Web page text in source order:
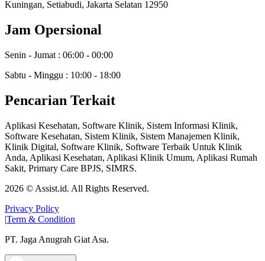
Kuningan, Setiabudi, Jakarta Selatan 12950
Jam Opersional
Senin - Jumat : 06:00 - 00:00
Sabtu - Minggu : 10:00 - 18:00
Pencarian Terkait
Aplikasi Kesehatan, Software Klinik, Sistem Informasi Klinik,
Software Kesehatan, Sistem Klinik, Sistem Manajemen Klinik,
Klinik Digital, Software Klinik, Software Terbaik Untuk Klinik
Anda, Aplikasi Kesehatan, Aplikasi Klinik Umum, Aplikasi Rumah
Sakit, Primary Care BPJS, SIMRS.
2026 © Assist.id. All Rights Reserved.
Privacy Policy
|Term & Condition
PT. Jaga Anugrah Giat Asa.